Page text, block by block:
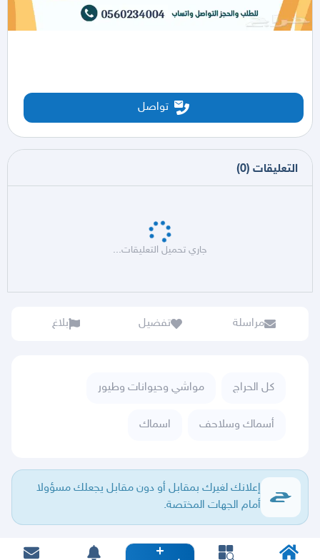
تواصل
التعليقات (
0
)
جاري تحميل التعليقات...
مراسلة تفضيل بلاغ
كل الحراج مواشي وحيوانات وطيور
أسماك وسلاحف اسماك
إعلانك لغيرك بمقابل أو دون مقابل يجعلك مسؤولا
أمام الجهات المختصة.